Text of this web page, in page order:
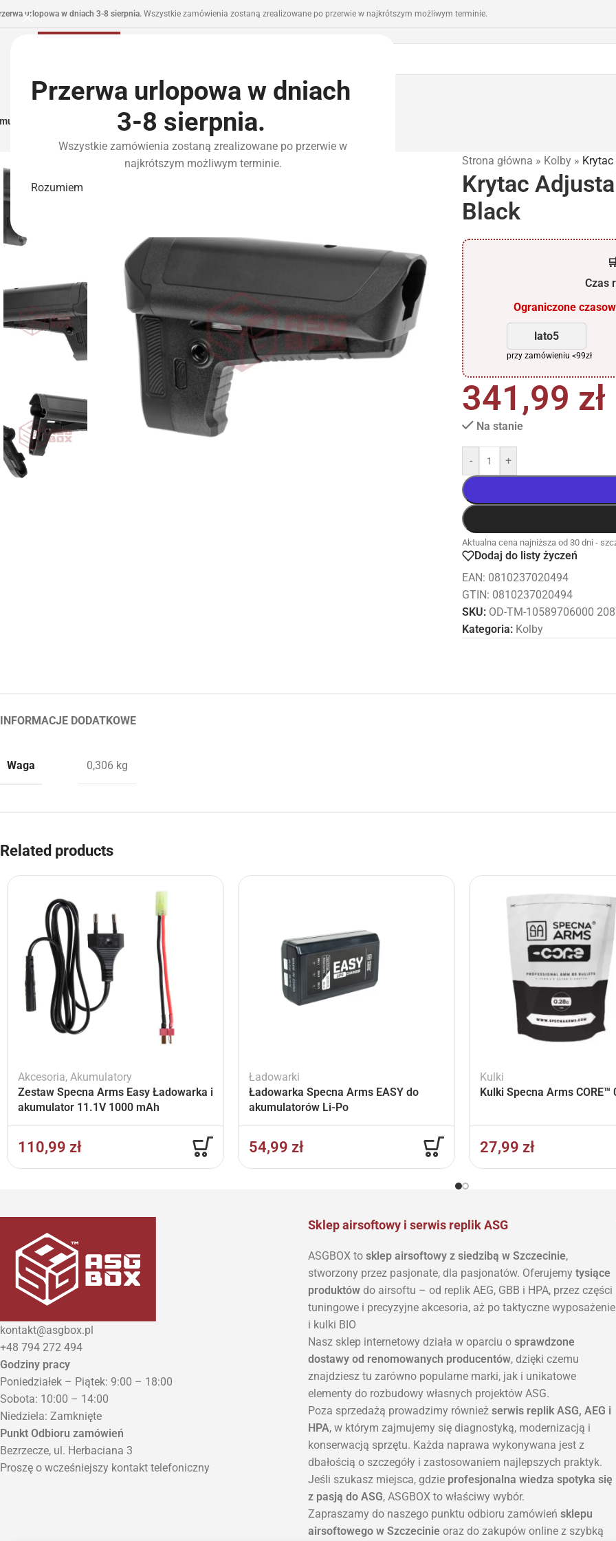
Przerwa urlopowa w dniach
3-8 sierpnia.
Wszystkie zamówienia zostaną zrealizowane po przerwie w
najkrótszym możliwym terminie.
Rozumiem
urlopowa w dniach 3-8 sierpnia. Wszystkie zamówienia zostaną zrealizowane po przerwie w najkrótszym możliwym terminie.
I Zasilanie Części I Tuning HPAWyposażenie Taktyczne
Strona główna » Kolby »
Krytac
Black
Czas
Ograniczone
lato5
przy zamówieniu <99zł
341,99 zł
Na stanie
- +
Aktualna cena najniższa od 30 dni -
Dodaj do listy życzeń
EAN: 0810237020494
GTIN: 0810237020494
SKU: OD-TM-10589706000
Kategoria: Kolby
INFORMACJE DODATKOWE
Waga 0,306 kg
Related products
Akcesoria, Akumulatory
Zestaw Specna Arms Easy Ładowarka i
akumulator 11.1V 1000 mAh
110,99 zł
Ładowarki
Ładowarka Specna Arms EASY do
akumulatorów Li-Po
54,99 zł
Kulki
Kulki Specna Arms CORE™
27,99 zł
kontakt@asgbox.pl
+48 794 272 494
Godziny pracy
Poniedziałek – Piątek: 9:00 – 18:00
Sobota: 10:00 – 14:00
Niedziela: Zamknięte
Punkt Odbioru zamówień
Bezrzecze, ul. Herbaciana 3
Proszę o wcześniejszy kontakt telefoniczny
Sklep airsoftowy i serwis replik ASG
ASGBOX to sklep airsoftowy z siedzibą w Szczecinie,
stworzony przez pasjonate, dla pasjonatów. Oferujemy tysiące
produktów do airsoftu – od replik AEG, GBB i HPA, przez części
tuningowe i precyzyjne akcesoria, aż po taktyczne wyposażenie
i kulki BIO
Nasz sklep internetowy działa w oparciu o sprawdzone
dostawy od renomowanych producentów, dzięki czemu
znajdziesz tu zarówno popularne marki, jak i unikatowe
elementy do rozbudowy własnych projektów ASG.
Poza sprzedażą prowadzimy również serwis replik ASG, AEG i
HPA, w którym zajmujemy się diagnostyką, modernizacją i
konserwacją sprzętu. Każda naprawa wykonywana jest z
dbałością o szczegóły i zastosowaniem najlepszych praktyk.
Jeśli szukasz miejsca, gdzie profesjonalna wiedza spotyka się
z pasją do ASG, ASGBOX to właściwy wybór.
Zapraszamy do naszego punktu odbioru zamówień sklepu
airsoftowego w Szczecinie oraz do zakupów online z szybką